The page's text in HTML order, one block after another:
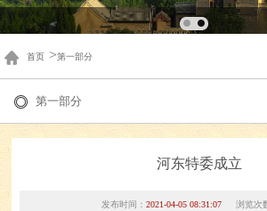
首页 >第一部分
第一部分
河东特委成立
发布时间： 2021-04-05 08:31:07 浏览次